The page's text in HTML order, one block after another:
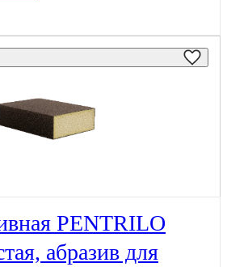
PENTRILO
абразив для